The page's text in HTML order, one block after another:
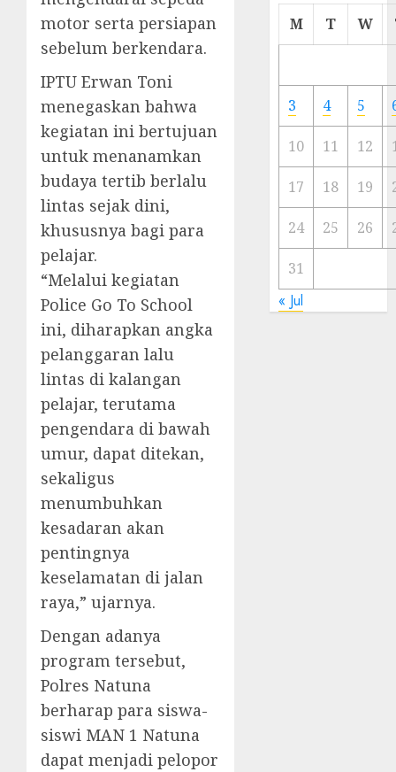
motor serta persiapan
sebelum berkendara.
IPTU Erwan Toni
menegaskan bahwa
kegiatan ini bertujuan
untuk menanamkan
budaya tertib berlalu
lintas sejak dini,
khususnya bagi para
pelajar.
“Melalui kegiatan
Police Go To School
ini, diharapkan angka
pelanggaran lalu
lintas di kalangan
pelajar, terutama
pengendara di bawah
umur, dapat ditekan,
sekaligus
menumbuhkan
kesadaran akan
pentingnya
keselamatan di jalan
raya,” ujarnya.
Dengan adanya
program tersebut,
Polres Natuna
berharap para siswa-
siswi MAN 1 Natuna
dapat menjadi pelopor
Cermin
Ibu
Kota
23/11/
M T W
3 4 5
10 11 12
17 18 19
24 25 26
31
« Jul